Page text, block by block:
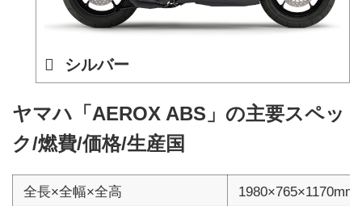
シルバー
ヤマハ「AEROX ABS」の主要スペッ
ク/燃費/価格/生産国
全長×全幅×全高
1980×765×1170mm